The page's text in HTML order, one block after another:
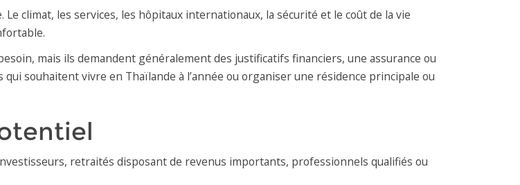
climat, les services, les hôpitaux internationaux, la sécurité et le coût de la vie
mais ils demandent généralement des justificatifs financiers, une assurance ou
souhaitent vivre en Thaïlande à l’année ou organiser une résidence principale ou
retraités disposant de revenus importants, professionnels qualifiés ou